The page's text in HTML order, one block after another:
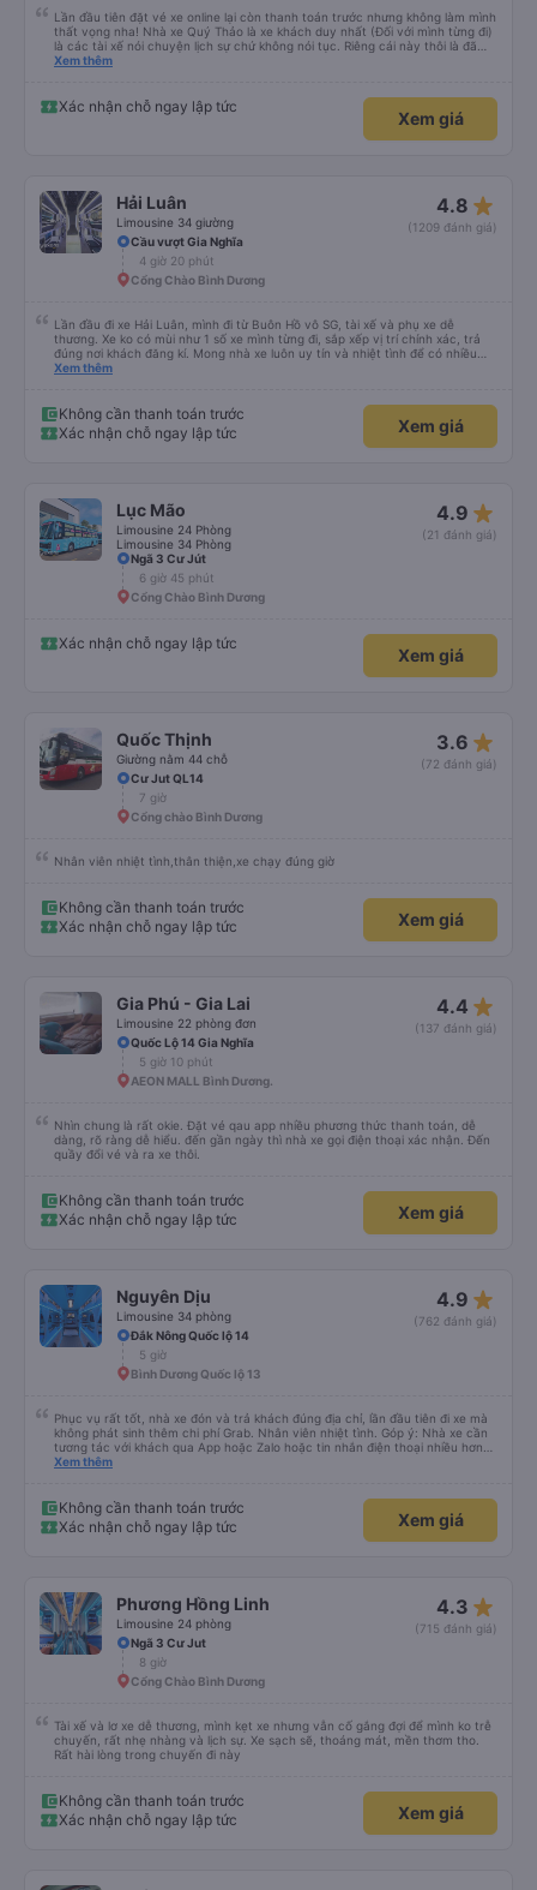
Lần đầu tiên đặt vé xe online lại còn thanh toán trước nhưng không làm mình
thất vọng nha! Nhà xe Quý Thảo là xe khách duy nhất (Đối với mình từng đi)
là các tài xế nói chuyện lịch sự chứ không nói tục. Riêng cái này thôi là đã
đánh giá 5 sao rồi. Chú tài xế còn uống pepsi rất dễ thương chứ không có
Xem thêm
Xác nhận chỗ ngay lập tức
Xem giá
Hải Luân
Limousine 34 giường
4.8 star_rate
(1209 đánh giá)
Cầu vượt Gia Nghĩa
4 giờ 20 phút
Cổng Chào Bình Dương
Lần đầu đi xe Hải Luân, mình đi từ Buôn Hồ vô SG, tài xế và phụ xe dễ
thương. Xe ko có mùi như 1 số xe mình từng đi, sắp xếp vị trí chính xác, trả
đúng nơi khách đăng kí. Mong nhà xe luôn uy tín và nhiệt tình để có nhiều
khách hàng hơn nữa
Xem thêm
Không cần thanh toán trước
Xác nhận chỗ ngay lập tức
Xem giá
Lục Mão
Limousine 24 Phòng
Limousine 34 Phòng
4.9 star_rate
(21 đánh giá)
Ngã 3 Cư Jút
6 giờ 45 phút
Cổng Chào Bình Dương
Xác nhận chỗ ngay lập tức
Xem giá
Quốc Thịnh
Giường nằm 44 chỗ
3.6 star_rate
(72 đánh giá)
Cư Jut QL14
7 giờ
Cổng chào Bình Dương
Nhân viên nhiệt tình,thân thiện,xe chạy đúng giờ
Không cần thanh toán trước
Xác nhận chỗ ngay lập tức
Xem giá
Gia Phú - Gia Lai
Limousine 22 phòng đơn
4.4 star_rate
(137 đánh giá)
Quốc Lộ 14 Gia Nghĩa
5 giờ 10 phút
AEON MALL Bình Dương.
Nhìn chung là rất okie. Đặt vé qau app nhiều phương thức thanh toán, dễ
dàng, rõ ràng dễ hiểu. đến gần ngày thì nhà xe gọi điện thoại xác nhận. Đến
quầy đổi vé và ra xe thôi.
Không cần thanh toán trước
Xác nhận chỗ ngay lập tức
Xem giá
Nguyên Dịu
Limousine 34 phòng
4.9 star_rate
(762 đánh giá)
Đắk Nông Quốc lộ 14
5 giờ
Bình Dương Quốc lộ 13
Phục vụ rất tốt, nhà xe đón và trả khách đúng địa chỉ, lần đầu tiên đi xe mà
không phát sinh thêm chi phí Grab. Nhân viên nhiệt tình. Góp ý: Nhà xe cần
tương tác với khách qua App hoặc Zalo hoặc tin nhắn điện thoại nhiều hơn
nữa để hành khách yên tâm đặc biệt là khách đặt vé qua App. Chân thành
Xem thêm
Không cần thanh toán trước
Xác nhận chỗ ngay lập tức
Xem giá
Phương Hồng Linh
Limousine 24 phòng
4.3 star_rate
(715 đánh giá)
Ngã 3 Cư Jut
8 giờ
Cổng Chào Bình Dương
Tài xế và lơ xe dễ thương, mình kẹt xe nhưng vẫn cố gắng đợi để mình ko trễ
chuyến, rất nhẹ nhàng và lịch sự. Xe sạch sẽ, thoáng mát, mền thơm tho.
Rất hài lòng trong chuyến đi này
Không cần thanh toán trước
Xác nhận chỗ ngay lập tức
Xem giá